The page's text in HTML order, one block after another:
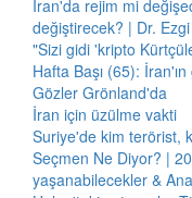
İran'da rejim mi
değiştirecek? | Dr.
"Sizi gidi 'kripto
Hafta Başı (65):
Gözler Grönland'da
İran için üzülme vakti
Suriye'de kim terörist,
Seçmen Ne Diyor? |
yaşanabilecekler &